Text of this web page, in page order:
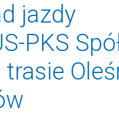
jazdy
PKS
trasie